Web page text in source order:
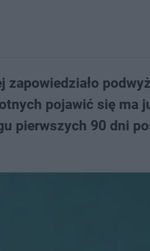
zapowiedziało
pojawić się ma
pierwszych 90 dni